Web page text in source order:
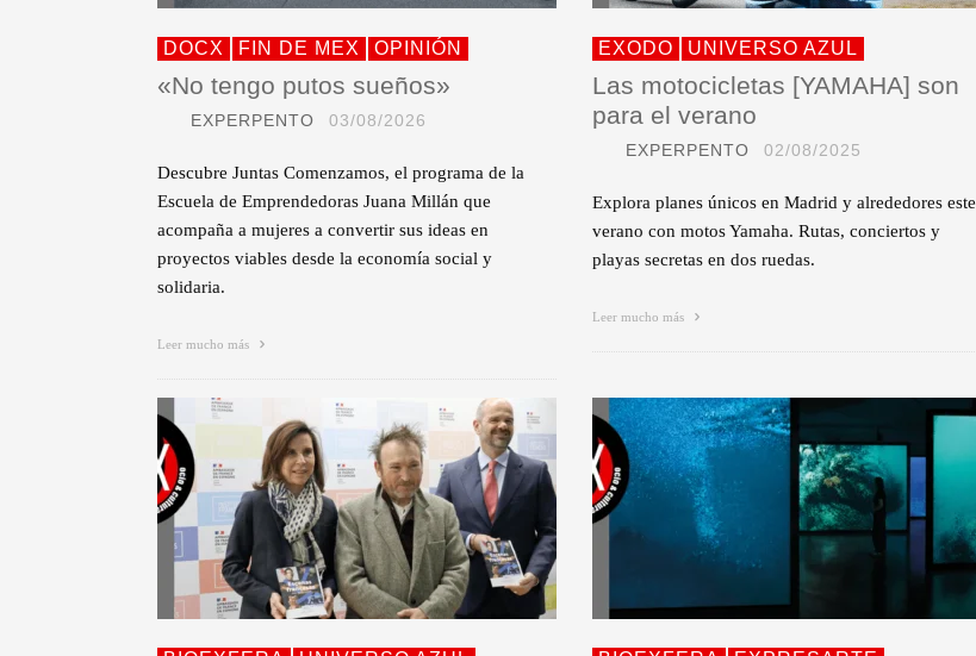
DOCX FIN DE MEX OPINIÓN
«No tengo putos sueños»
EXPERPENTO 03/08/2026
Descubre Juntas Comenzamos, el programa de la
Escuela de Emprendedoras Juana Millán que
acompaña a mujeres a convertir sus ideas en
proyectos viables desde la economía social y
solidaria.
Leer mucho más
EXODO UNIVERSO AZUL
Las motocicletas [YAMAHA] son
para el verano
EXPERPENTO 02/08/2025
Explora planes únicos en Madrid y alrededores este
verano con motos Yamaha. Rutas, conciertos y
playas secretas en dos ruedas.
Leer mucho más